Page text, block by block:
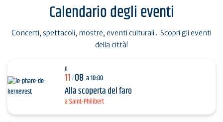
Calendario degli eventi
Concerti, spettacoli, mostre, eventi culturali... Scopri gli eventi
della città!
il
11/08 a 10:00
Alla scoperta del faro
a Saint-Philibert